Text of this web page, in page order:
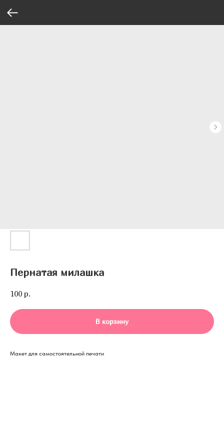
Пернатая милашка
100 р.
В корзину
Макет для самостоятельной печати